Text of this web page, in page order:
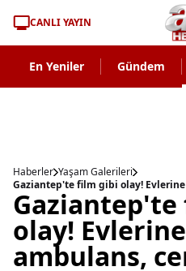
CANLI YAYIN
En Yeniler Gündem
Haberler Yaşam Galerileri
olay!
ambulans,